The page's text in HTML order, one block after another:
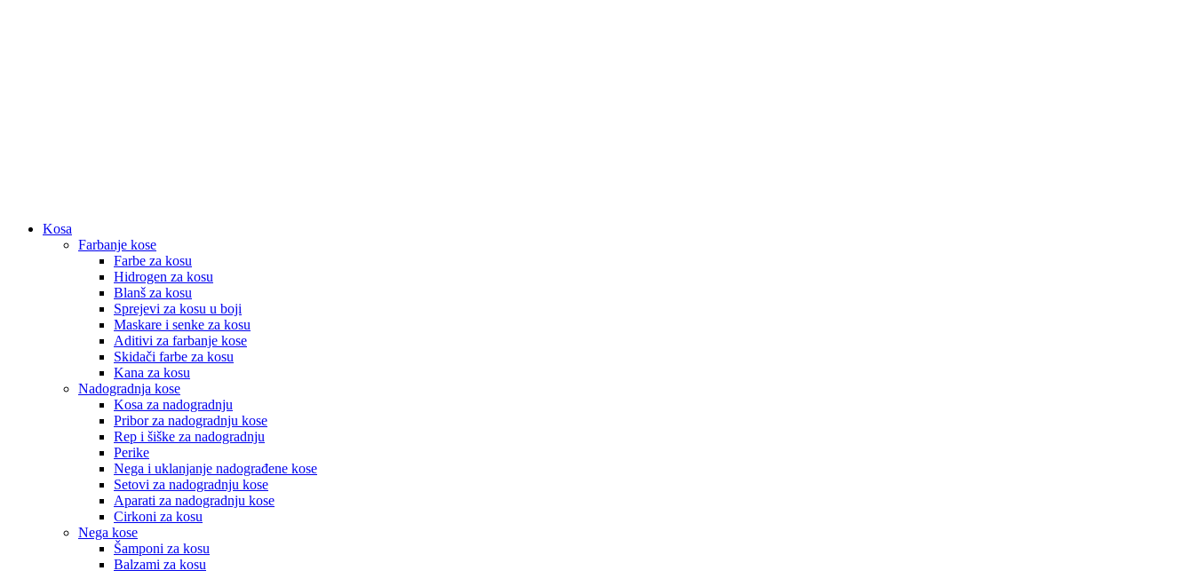
Kosa
Farbanje kose
Farbe za kosu
Hidrogen za kosu
Blanš za kosu
Sprejevi za kosu u boji
Maskare i senke za kosu
Aditivi za farbanje kose
Skidači farbe za kosu
Kana za kosu
Nadogradnja kose
Kosa za nadogradnju
Pribor za nadogradnju kose
Rep i šiške za nadogradnju
Perike
Nega i uklanjanje nadograđene kose
Setovi za nadogradnju kose
Aparati za nadogradnju kose
Cirkoni za kosu
Nega kose
Šamponi za kosu
Balzami za kosu